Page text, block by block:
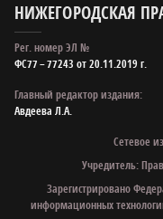
НИЖЕГОРОДСКАЯ
Рег. номер ЭЛ №
ФС77 – 77243 от 20.11.2019 г.
Главный редактор издания:
Авдеева Л.А.
Сетевое
Учредитель:
Зарегистрировано
информационных